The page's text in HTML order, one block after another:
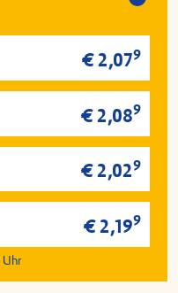
€ 2,079
€ 2,089
€ 2,029
€ 2,199
Uhr